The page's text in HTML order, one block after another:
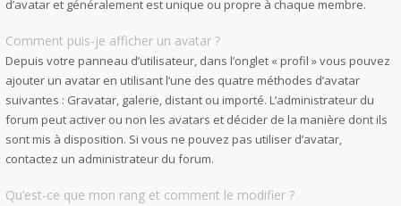
d’avatar et généralement est unique ou propre à chaque membre.
Comment puis-je afficher un avatar ?
Depuis votre panneau d’utilisateur, dans l’onglet « profil » vous pouvez
ajouter un avatar en utilisant l’une des quatre méthodes d’avatar
suivantes : Gravatar, galerie, distant ou importé. L’administrateur du
forum peut activer ou non les avatars et décider de la manière dont ils
sont mis à disposition. Si vous ne pouvez pas utiliser d’avatar,
contactez un administrateur du forum.
Qu’est-ce que mon rang et comment le modifier ?